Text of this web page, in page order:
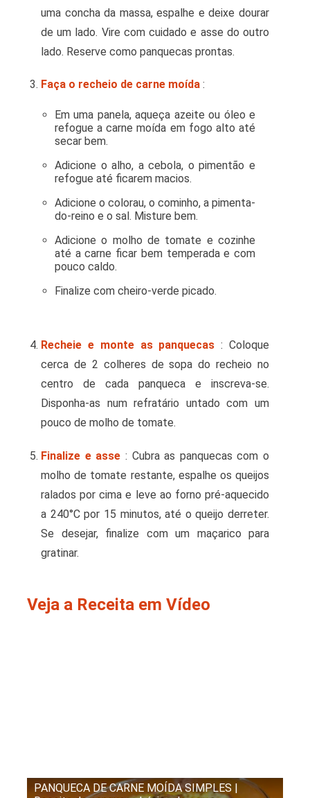
uma concha da massa, espalhe e deixe dourar
de um lado. Vire com cuidado e asse do outro
lado. Reserve como panquecas prontas.
Faça o recheio de carne moída :
Em uma panela, aqueça azeite ou óleo e
refogue a carne moída em fogo alto até
secar bem.
Adicione o alho, a cebola, o pimentão e
refogue até ficarem macios.
Adicione o colorau, o cominho, a pimenta-
do-reino e o sal. Misture bem.
Adicione o molho de tomate e cozinhe
até a carne ficar bem temperada e com
pouco caldo.
Finalize com cheiro-verde picado.
Recheie e monte as panquecas : Coloque
cerca de 2 colheres de sopa do recheio no
centro de cada panqueca e inscreva-se.
Disponha-as num refratário untado com um
pouco de molho de tomate.
Finalize e asse : Cubra as panquecas com o
molho de tomate restante, espalhe os queijos
ralados por cima e leve ao forno pré-aquecido
a 240°C por 15 minutos, até o queijo derreter.
Se desejar, finalize com um maçarico para
gratinar.
Veja a Receita em Vídeo
PANQUECA DE CARNE MOÍDA SIMPLES |